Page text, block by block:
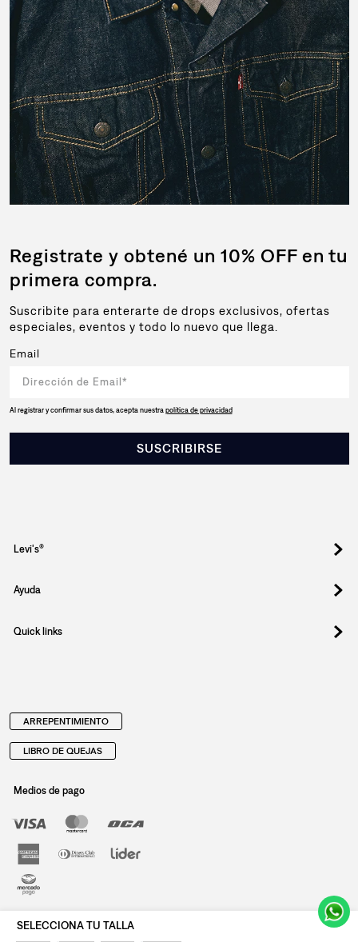
Registrate y obtené un 10% OFF en tu
primera compra.
Suscribite para enterarte de drops exclusivos, ofertas
especiales, eventos y todo lo nuevo que llega.
Email
Al registrar y confirmar sus datos, acepta nuestrapolítica de privacidad
SUSCRIBIRSE
Levi's®
Ayuda
Quick links
ARREPENTIMIENTO
LIBRO DE QUEJAS
Medios de pago